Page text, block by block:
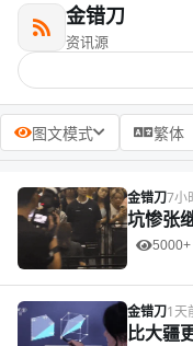
金错刀
资讯源
图文模式 繁体
金错刀7小
坑惨张
5000+
金错刀1天
比大疆